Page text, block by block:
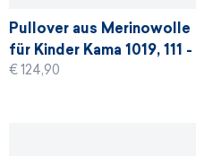
Pullover aus Merinowolle
für Kinder Kama 1019, 111 -
graphit
€ 124,90